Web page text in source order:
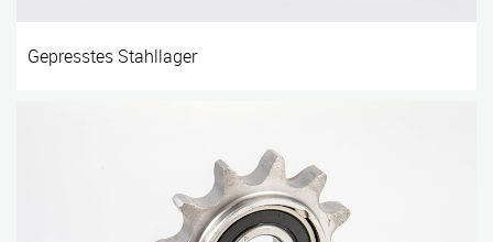
Gepresstes Stahllager